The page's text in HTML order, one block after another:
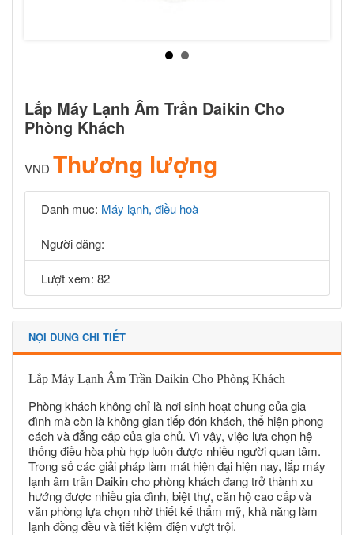
Lắp Máy Lạnh Âm Trần Daikin Cho
Phòng Khách
VNĐ Thương lượng
Danh muc: Máy lạnh, điều hoà
Người đăng:
Lượt xem: 82
NỘI DUNG CHI TIẾT
Lắp Máy Lạnh Âm Trần Daikin Cho Phòng Khách
Phòng khách không chỉ là nơi sinh hoạt chung của gia
đình mà còn là không gian tiếp đón khách, thể hiện phong
cách và đẳng cấp của gia chủ. Vì vậy, việc lựa chọn hệ
thống điều hòa phù hợp luôn được nhiều người quan tâm.
Trong số các giải pháp làm mát hiện đại hiện nay, lắp máy
lạnh âm trần Daikin cho phòng khách đang trở thành xu
hướng được nhiều gia đình, biệt thự, căn hộ cao cấp và
văn phòng lựa chọn nhờ thiết kế thẩm mỹ, khả năng làm
lạnh đồng đều và tiết kiệm điện vượt trội.